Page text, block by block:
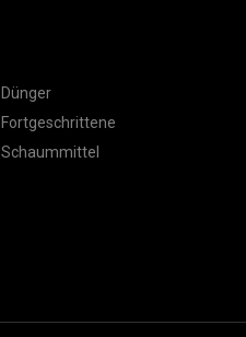
Dünger
Fortgeschrittene
Schaummittel